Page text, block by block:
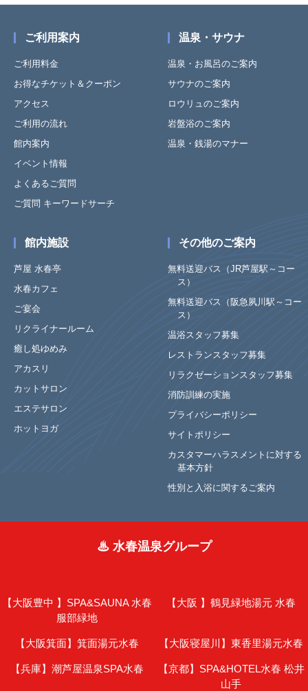
ご利用案内
ご利用料金
お得なチケット＆クーポン
アクセス
ご利用の流れ
館内案内
イベント情報
よくあるご質問
ご質問 キーワードサーチ
温泉・サウナ
温泉・お風呂のご案内
サウナのご案内
ロウリュのご案内
岩盤浴のご案内
温泉・銭湯のマナー
館内施設
芦屋 水春亭
水春カフェ
ご宴会
リクライナールーム
癒し処ゆめみ
アカスリ
カットサロン
エステサロン
ホットヨガ
その他のご案内
無料送迎バス（JR芦屋駅～コー
ス）
無料送迎バス（阪急夙川駅～コー
ス）
温浴スタッフ募集
レストランスタッフ募集
リラクゼーションスタッフ募集
消防訓練の実施
プライバシーポリシー
サイトポリシー
カスタマーハラスメントに対する
基本方針
性別と入浴に関するご案内
♨ 水春温泉グループ
【大阪豊中 】 SPA&SAUNA 水春
服部緑地
【大阪 】 鶴見緑地湯元 水春
【大阪箕面】 箕面湯元水春 【大阪寝屋川】 東香里湯元水春
【兵庫】 潮芦屋温泉SPA水春 【京都】 SPA&HOTEL水春 松井
山手